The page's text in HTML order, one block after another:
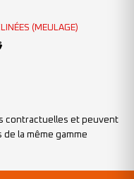
(MEULAGE)
contractuelles et peuvent
la même gamme